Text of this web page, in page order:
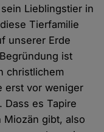
Lieblingstier in
Tierfamilie
unserer Erde
ist
christlichem
erst vor weniger
Dass es Tapire
Miozän gibt, also